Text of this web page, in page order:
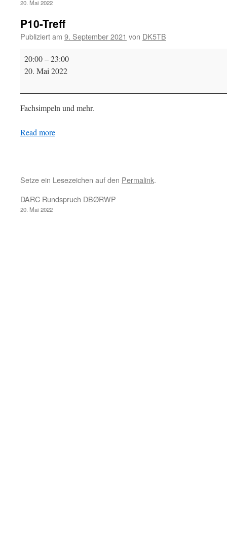
20. Mai 2022
P10-Treff
Publiziert am 9. September 2021 von DK5TB
P10-
Treff
20:00–23:00
20. Mai 2022
Fachsimpeln und mehr.
Read more
Setze ein Lesezeichen auf den Permalink.
DARC Rundspruch DBØRWP
20. Mai 2022